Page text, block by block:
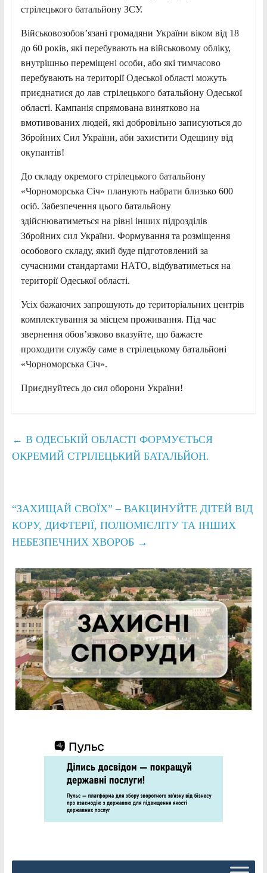
стрілецького батальйону ЗСУ.
Військовозобов’язані громадяни України віком від 18
до 60 років, які перебувають на військовому обліку,
внутрішньо переміщені особи, або які тимчасово
перебувають на території Одеської області можуть
приєднатися до лав стрілецького батальйону Одеської
області. Кампанія спрямована винятково на
вмотивованих людей, які добровільно записуються до
Збройних Сил України, аби захистити Одещину від
окупантів!
До складу окремого стрілецького батальйону
«Чорноморська Січ» планують набрати близько 600
осіб. Забезпечення цього батальйону
здійснюватиметься на рівні інших підрозділів
Збройних сил України. Формування та розміщення
особового складу, який буде підготовлений за
сучасними стандартами НАТО, відбуватиметься на
території Одеської області.
Усіх бажаючих запрошують до територіальних центрів
комплектування за місцем проживання. Під час
звернення обов’язково вказуйте, що бажаєте
проходити службу саме в стрілецькому батальйоні
«Чорноморська Січ».
Приєднуйтесь до сил оборони України!
← В ОДЕСЬКІЙ ОБЛАСТІ ФОРМУЄТЬСЯ
ОКРЕМИЙ СТРІЛЕЦЬКИЙ БАТАЛЬЙОН.
“ЗАХИЩАЙ СВОЇХ” – ВАКЦИНУЙТЕ ДІТЕЙ ВІД
КОРУ, ДИФТЕРІЇ, ПОЛІОМІЄЛІТУ ТА ІНШИХ
НЕБЕЗПЕЧНИХ ХВОРОБ →